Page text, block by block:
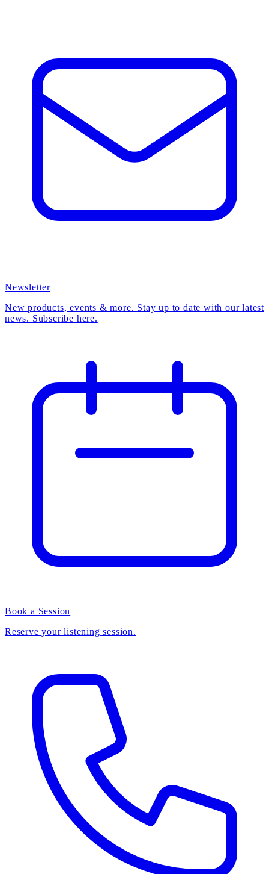
Newsletter
New products, events & more. Stay up to date with our latest
news. Subscribe here.
Book a Session
Reserve your listening session.